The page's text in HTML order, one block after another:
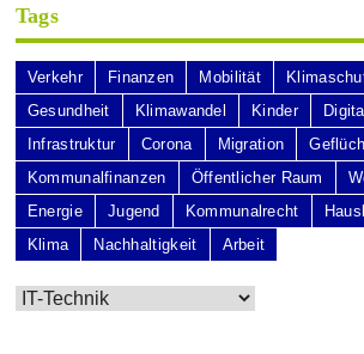
Tags
Verkehr Finanzen Mobilität
Gesundheit
Klimawandel Kinder
Infrastruktur
Corona Migration
Kommunalfinanzen
Öffentlicher Raum
Energie
Jugend Kommunalrecht
Klima
Nachhaltigkeit Arbeit